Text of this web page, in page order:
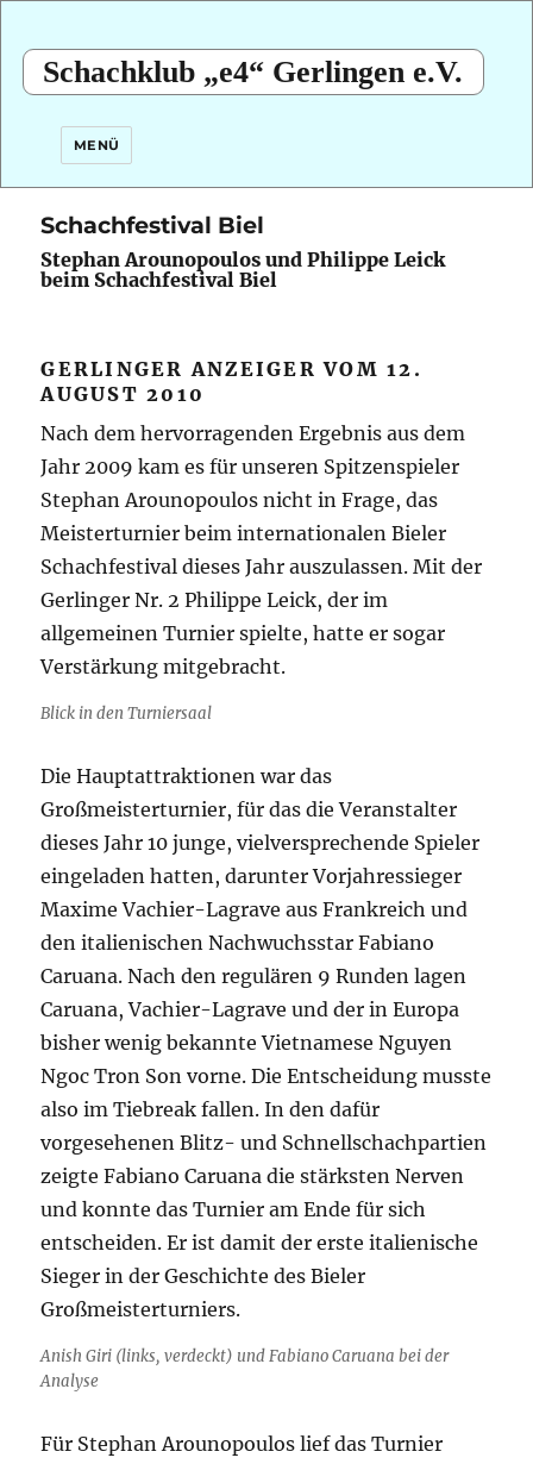
Schachklub „e4“ Gerlingen e.V.
MENÜ
Schachfestival Biel
Stephan Arounopoulos und Philippe Leick
beim Schachfestival Biel
GERLINGER ANZEIGER VOM 12.
AUGUST 2010
Nach dem hervorragenden Ergebnis aus dem
Jahr 2009 kam es für unseren Spitzenspieler
Stephan Arounopoulos nicht in Frage, das
Meisterturnier beim internationalen Bieler
Schachfestival dieses Jahr auszulassen.Mit der
Gerlinger Nr. 2 Philippe Leick, der im
allgemeinen Turnier spielte, hatte er sogar
Verstärkung mitgebracht.
Blick in den Turniersaal
Die Hauptattraktionen war das
Großmeisterturnier, für das die Veranstalter
dieses Jahr 10 junge, vielversprechende Spieler
eingeladen hatten, darunter Vorjahressieger
Maxime Vachier-Lagrave aus Frankreich und
den italienischen Nachwuchsstar Fabiano
Caruana. Nach den regulären 9 Runden lagen
Caruana, Vachier-Lagrave und der in Europa
bisher wenig bekannte Vietnamese Nguyen
Ngoc Tron Son vorne. Die Entscheidung musste
also im Tiebreak fallen. In den dafür
vorgesehenen Blitz- und Schnellschachpartien
zeigte Fabiano Caruana die stärksten Nerven
und konnte das Turnier am Ende für sich
entscheiden. Er ist damit der erste italienische
Sieger in der Geschichte des Bieler
Großmeisterturniers.
Anish Giri (links, verdeckt) und Fabiano Caruana bei der
Analyse
Für Stephan Arounopoulos lief das Turnier